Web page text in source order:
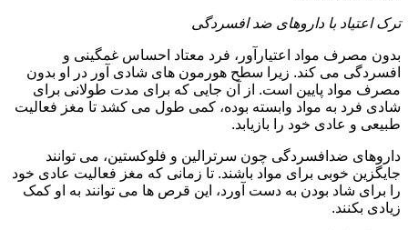
ترک اعتیاد با داروهای ضد افسردگی
بدون مصرف مواد اعتیارآور، فرد معتاد احساس غمگینی و
افسردگی می کند. زیرا سطح هورمون های شادی آور در او بدون
مصرف مواد پایین است. از آن جایی که برای مدت طولانی برای
شادی فرد به مواد وابسته بوده، کمی طول می کشد تا مغز فعالیت
طبیعی و عادی خود را بازیابد.
داروهای ضدافسردگی چون سرترالین و فلوکستین، می توانند
جایگزین خوبی برای مواد باشند. تا زمانی که مغز فعالیت عادی خود
را برای شاد بودن به دست آورد، این قرص ها می توانند به او کمک
زیادی بکنند.